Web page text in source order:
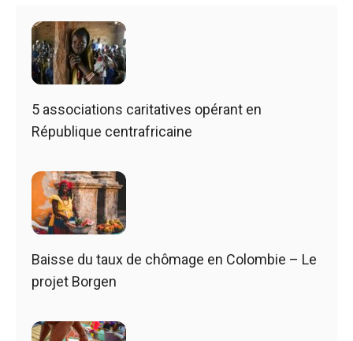
5 associations caritatives opérant en
République centrafricaine
Baisse du taux de chômage en Colombie – Le
projet Borgen